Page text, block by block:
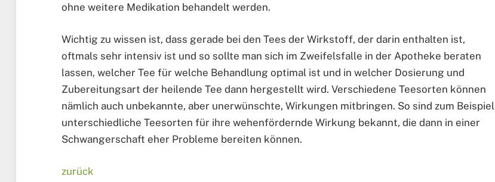
ohne weitere Medikation behandelt werden.
Wichtig zu wissen ist, dass gerade bei den Tees der Wirkstoff, der darin enthalten ist,
oftmals sehr intensiv ist und so sollte man sich im Zweifelsfalle in der Apotheke beraten
lassen, welcher Tee für welche Behandlung optimal ist und in welcher Dosierung und
Zubereitungsart der heilende Tee dann hergestellt wird. Verschiedene Teesorten können
nämlich auch unbekannte, aber unerwünschte, Wirkungen mitbringen. So sind zum Beispiel
unterschiedliche Teesorten für ihre wehenfördernde Wirkung bekannt, die dann in einer
Schwangerschaft eher Probleme bereiten können.
zurück